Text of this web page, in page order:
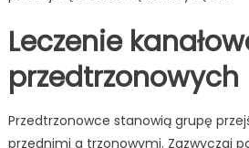
Leczenie
przedtrzonowych
Przedtrzonowce stanowią grupę
przednimi a trzonowymi. Zazwyczaj